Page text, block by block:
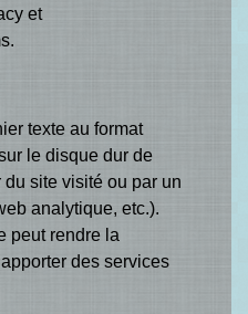
et
.
texte au format
le disque dur de
du site visité ou par un
analytique, etc.).
peut rendre la
des services